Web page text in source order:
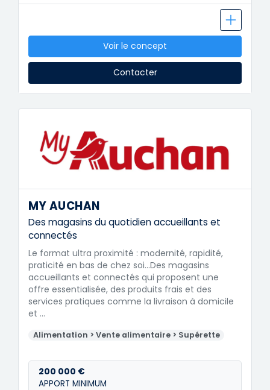
Voir le concept
Contacter
MY AUCHAN
Des magasins du quotidien accueillants et
connectés
Le format ultra proximité : modernité, rapidité,
praticité en bas de chez soi...Des magasins
accueillants et connectés qui proposent une
offre essentialisée, des produits frais et des
services pratiques comme la livraison à domicile
et …
Alimentation > Vente alimentaire > Supérette
200 000 €
APPORT MINIMUM